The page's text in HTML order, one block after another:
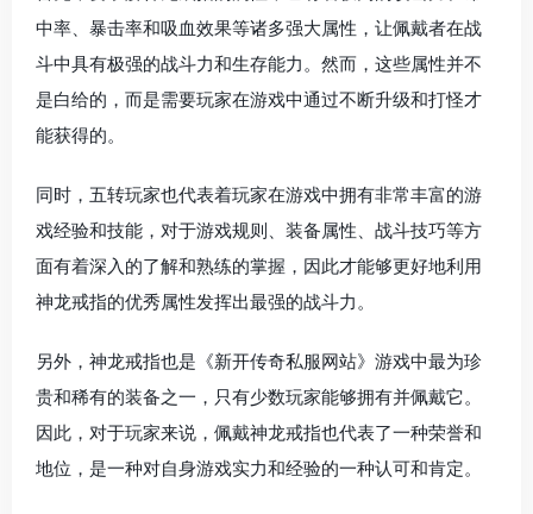
中率、暴击率和吸血效果等诸多强大属性，让佩戴者在战
斗中具有极强的战斗力和生存能力。然而，这些属性并不
是白给的，而是需要玩家在游戏中通过不断升级和打怪才
能获得的。
同时，五转玩家也代表着玩家在游戏中拥有非常丰富的游
戏经验和技能，对于游戏规则、装备属性、战斗技巧等方
面有着深入的了解和熟练的掌握，因此才能够更好地利用
神龙戒指的优秀属性发挥出最强的战斗力。
另外，神龙戒指也是《新开传奇私服网站》游戏中最为珍
贵和稀有的装备之一，只有少数玩家能够拥有并佩戴它。
因此，对于玩家来说，佩戴神龙戒指也代表了一种荣誉和
地位，是一种对自身游戏实力和经验的一种认可和肯定。